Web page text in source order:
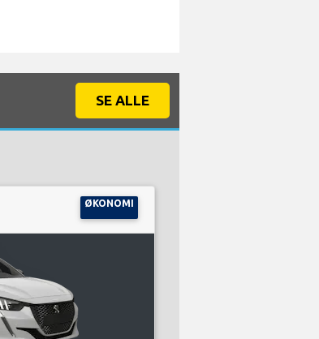
SE ALLE
ØKONOMI